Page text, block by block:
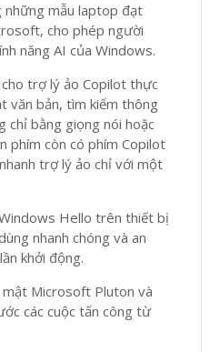
những mẫu laptop đạt
cho phép người
năng AI của Windows.
trợ lý ảo Copilot thực
văn bản, tìm kiếm thông
chỉ bằng giọng nói hoặc
phím còn có phím Copilot
trợ lý ảo chỉ với một
Hello trên thiết bị
nhanh chóng và an
khởi động.
Microsoft Pluton và
các cuộc tấn công từ